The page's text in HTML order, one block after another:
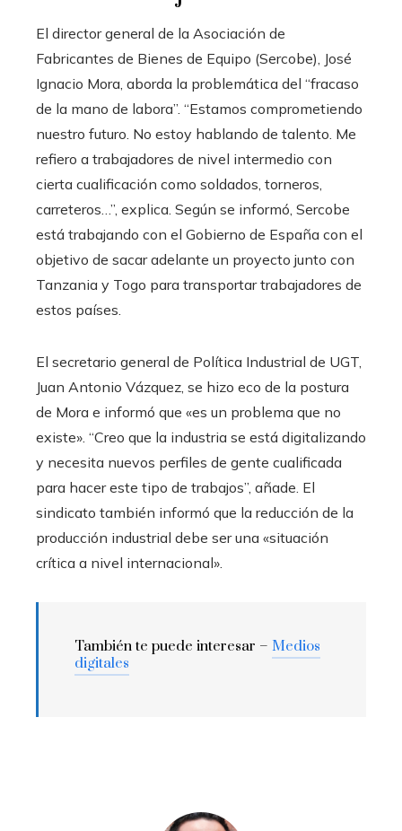
El director general de la Asociación de
Fabricantes de Bienes de Equipo (Sercobe), José
Ignacio Mora, aborda la problemática del “fracaso
de la mano de labora”. “Estamos comprometiendo
nuestro futuro. No estoy hablando de talento. Me
refiero a trabajadores de nivel intermedio con
cierta cualificación como soldados, torneros,
carreteros…”, explica. Según se informó, Sercobe
está trabajando con el Gobierno de España con el
objetivo de sacar adelante un proyecto junto con
Tanzania y Togo para transportar trabajadores de
estos países.
El secretario general de Política Industrial de UGT,
Juan Antonio Vázquez, se hizo eco de la postura
de Mora e informó que «es un problema que no
existe». “Creo que la industria se está digitalizando
y necesita nuevos perfiles de gente cualificada
para hacer este tipo de trabajos”, añade. El
sindicato también informó que la reducción de la
producción industrial debe ser una «situación
crítica a nivel internacional».
También te puede interesar – Medios
digitales